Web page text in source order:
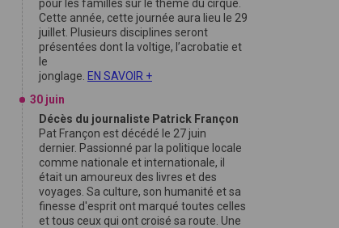
pour les familles sur le thême du cirque.
Cette année, cette journée aura lieu le 29
juillet. Plusieurs disciplines seront
présentées dont la voltige, l’acrobatie et
le
jonglage. EN SAVOIR +
30 juin
Décès du journaliste Patrick Françon
Pat Françon est décédé le 27 juin
dernier. Passionné par la politique locale
comme nationale et internationale, il
était un amoureux des livres et des
voyages. Sa culture, son humanité et sa
finesse d'esprit ont marqué toutes celles
et tous ceux qui ont croisé sa route. Une